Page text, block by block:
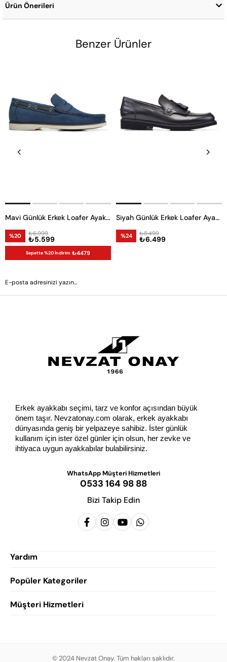
Ürün Önerileri
Benzer Ürünler
Mavi Günlük Erkek Loafer Ayakkabı
%20 ₺5.599
₺6.999
Sepette %20 İndirim ₺4479
Siyah Günlük Erkek Loafer Ayakkabı
%24 ₺6.499
₺8.499
Erkek ayakkabı seçimi, tarz ve konfor açısından büyük
önem taşır. Nevzatonay.com olarak, erkek ayakkabı
dünyasında geniş bir yelpazeye sahibiz. İster günlük
kullanım için ister özel günler için olsun, her zevke ve
ihtiyaca uygun ayakkabılar bulabilirsiniz.
WhatsApp Müşteri Hizmetleri
0533 164 98 88
Bizi Takip Edin
Yardım
Popüler Kategoriler
Erkek Klasik Ayakkabı
Erkek Günlük Ayakkabı
Müşteri Hizmetleri
© 2024 Nevzat Onay. Tüm hakları saklıdır.